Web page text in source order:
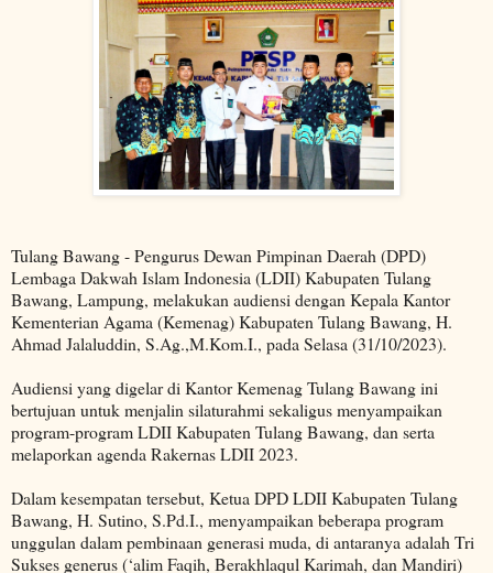
Tulang Bawang - Pengurus Dewan Pimpinan Daerah (DPD)
Lembaga Dakwah Islam Indonesia (LDII) Kabupaten Tulang
Bawang, Lampung, melakukan audiensi dengan Kepala Kantor
Kementerian Agama (Kemenag) Kabupaten Tulang Bawang, H.
Ahmad Jalaluddin, S.Ag.,M.Kom.I., pada Selasa (31/10/2023).
Audiensi yang digelar di Kantor Kemenag Tulang Bawang ini
bertujuan untuk menjalin silaturahmi sekaligus menyampaikan
program-program LDII Kabupaten Tulang Bawang, dan serta
melaporkan agenda Rakernas LDII 2023.
Dalam kesempatan tersebut, Ketua DPD LDII Kabupaten Tulang
Bawang, H. Sutino, S.Pd.I., menyampaikan beberapa program
unggulan dalam pembinaan generasi muda, di antaranya adalah Tri
Sukses generus (‘alim Faqih, Berakhlaqul Karimah, dan Mandiri)